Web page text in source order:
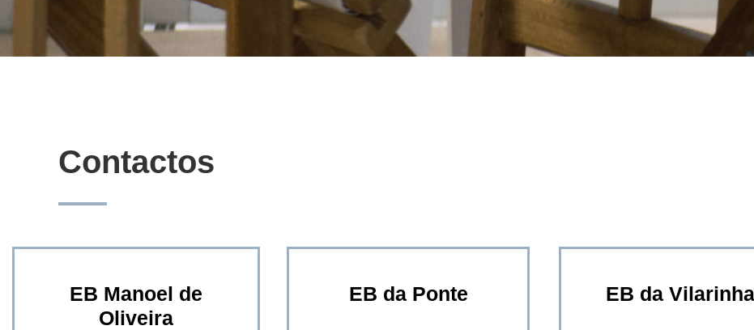
Contactos
EB Manoel de
Oliveira
EB da Ponte EB da Vilarinha